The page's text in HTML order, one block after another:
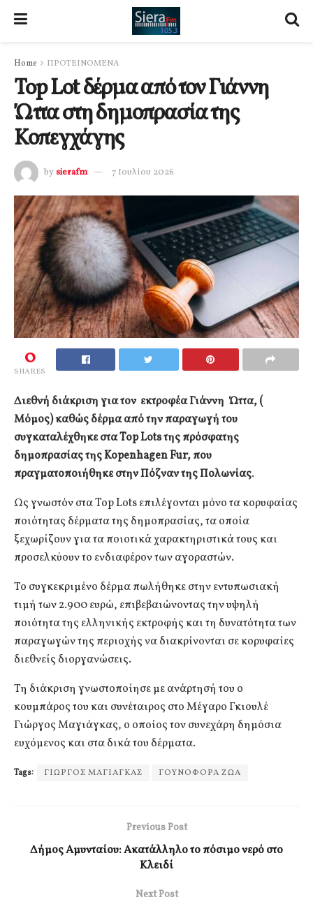
Home ΠΡΟΤΕΙΝΟΜΕΝΑ
Top Lot δέρμα από τον Γιάννη
Ώττα στη δημοπρασία της
Κοπεγχάγης
by sierafm 7 Ιουλίου 2026
0
SHARES
Διεθνή διάκριση για τον εκτροφέα Γιάννη Ώττα, (
Μόμος) καθώς δέρμα από την παραγωγή του
συγκαταλέχθηκε στα Top Lots της πρόσφατης
δημοπρασίας της Kopenhagen Fur, που
πραγματοποιήθηκε στην Πόζναν της Πολωνίας.
Ως γνωστόν στα Top Lots επιλέγονται μόνο τα κορυφαίας
ποιότητας δέρματα της δημοπρασίας, τα οποία
ξεχωρίζουν για τα ποιοτικά χαρακτηριστικά τους και
προσελκύουν το ενδιαφέρον των αγοραστών.
Το συγκεκριμένο δέρμα πωλήθηκε στην εντυπωσιακή
τιμή των 2.900 ευρώ, επιβεβαιώνοντας την υψηλή
ποιότητα της ελληνικής εκτροφής και τη δυνατότητα των
παραγωγών της περιοχής να διακρίνονται σε κορυφαίες
διεθνείς διοργανώσεις.
Τη διάκριση γνωστοποίησε με ανάρτησή του ο
κουμπάρος του και συνέταιρος στο Μέγαρο Γκιουλέ
Γιώργος Μαγιάγκας, ο οποίος τον συνεχάρη δημόσια
ευχόμενος και στα δικά του δέρματα.
Tags: ΓΙΩΡΓΟΣ ΜΑΓΙΑΓΚΑΣ ΓΟΥΝΟΦΟΡΑ ΖΩΑ
Previous Post
Δήμος Αμυνταίου: Ακατάλληλο το πόσιμο νερό στο
Κλειδί
Next Post